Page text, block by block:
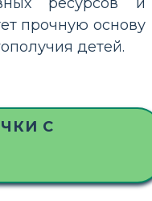
прочную основу
детей.
С